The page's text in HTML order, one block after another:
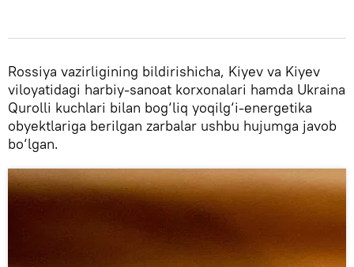
Rossiya vazirligining bildirishicha, Kiyev va Kiyev
viloyatidagi harbiy-sanoat korxonalari hamda Ukraina
Qurolli kuchlari bilan bog‘liq yoqilg‘i-energetika
obyektlariga berilgan zarbalar ushbu hujumga javob
bo‘lgan.